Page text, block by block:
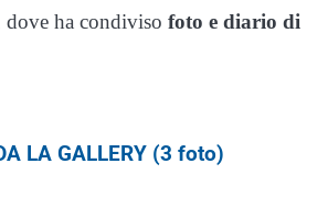
dove ha condiviso foto e diario di
LA GALLERY (3 foto)